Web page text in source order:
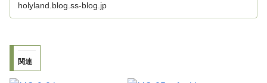
holyland.blog.ss-blog.jp
関連